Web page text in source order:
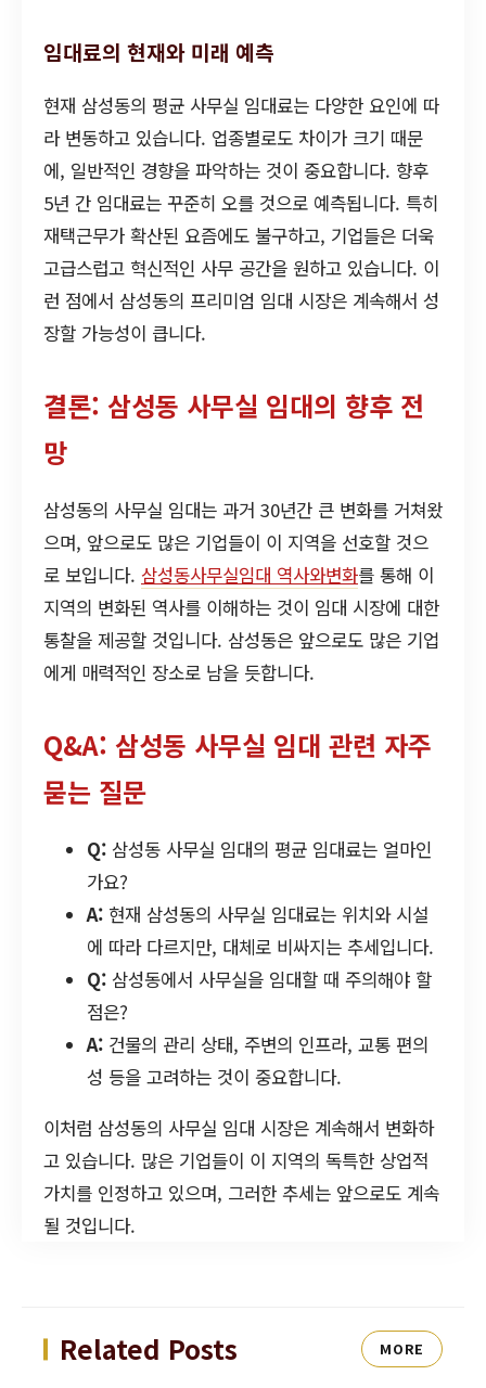
임대료의 현재와 미래 예측
현재 삼성동의 평균 사무실 임대료는 다양한 요인에 따
라 변동하고 있습니다. 업종별로도 차이가 크기 때문
에, 일반적인 경향을 파악하는 것이 중요합니다. 향후
5년 간 임대료는 꾸준히 오를 것으로 예측됩니다. 특히
재택근무가 확산된 요즘에도 불구하고, 기업들은 더욱
고급스럽고 혁신적인 사무 공간을 원하고 있습니다. 이
런 점에서 삼성동의 프리미엄 임대 시장은 계속해서 성
장할 가능성이 큽니다.
결론: 삼성동 사무실 임대의 향후 전
망
삼성동의 사무실 임대는 과거 30년간 큰 변화를 거쳐왔
으며, 앞으로도 많은 기업들이 이 지역을 선호할 것으
로 보입니다. 삼성동사무실임대 역사와변화를 통해 이
지역의 변화된 역사를 이해하는 것이 임대 시장에 대한
통찰을 제공할 것입니다. 삼성동은 앞으로도 많은 기업
에게 매력적인 장소로 남을 듯합니다.
Q&A: 삼성동 사무실 임대 관련 자주
묻는 질문
Q: 삼성동 사무실 임대의 평균 임대료는 얼마인
가요?
A: 현재 삼성동의 사무실 임대료는 위치와 시설
에 따라 다르지만, 대체로 비싸지는 추세입니다.
Q: 삼성동에서 사무실을 임대할 때 주의해야 할
점은?
A: 건물의 관리 상태, 주변의 인프라, 교통 편의
성 등을 고려하는 것이 중요합니다.
이처럼 삼성동의 사무실 임대 시장은 계속해서 변화하
고 있습니다. 많은 기업들이 이 지역의 독특한 상업적
가치를 인정하고 있으며, 그러한 추세는 앞으로도 계속
될 것입니다.
Related Posts MORE